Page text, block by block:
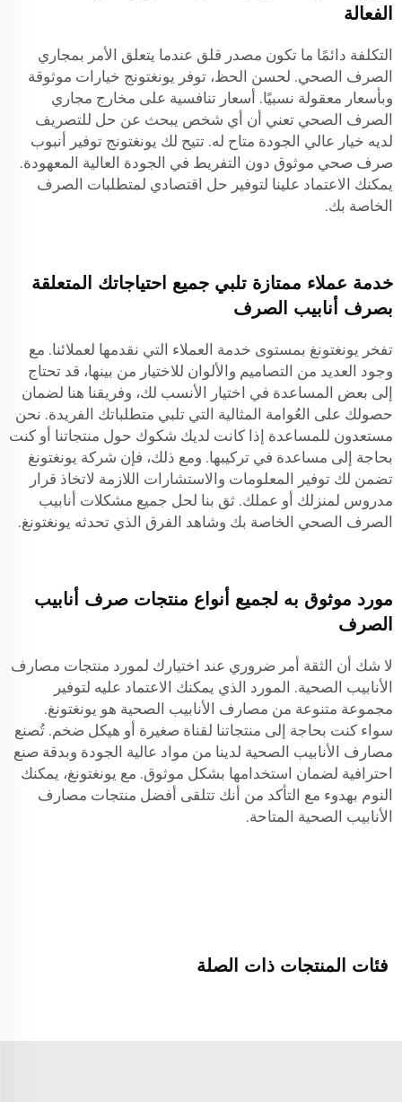
الفعالة
التكلفة دائمًا ما تكون مصدر قلق عندما يتعلق الأمر بمجاري
الصرف الصحي. لحسن الحظ، توفر يونغتونج خيارات موثوقة
وبأسعار معقولة نسبيًا. أسعار تنافسية على مخارج مجاري
الصرف الصحي تعني أن أي شخص يبحث عن حل للتصريف
لديه خيار عالي الجودة متاح له. تتيح لك يونغتونج توفير أنبوب
صرف صحي موثوق دون التفريط في الجودة العالية المعهودة.
يمكنك الاعتماد علينا لتوفير حل اقتصادي لمتطلبات الصرف
الخاصة بك.
خدمة عملاء ممتازة تلبي جميع احتياجاتك المتعلقة
بصرف أنابيب الصرف
تفخر يونغتونغ بمستوى خدمة العملاء التي نقدمها لعملائنا. مع
وجود العديد من التصاميم والألوان للاختيار من بينها، قد تحتاج
إلى بعض المساعدة في اختيار الأنسب لك، وفريقنا هنا لضمان
حصولك على العُوامة المثالية التي تلبي متطلباتك الفريدة. نحن
مستعدون للمساعدة إذا كانت لديك شكوك حول منتجاتنا أو كنت
بحاجة إلى مساعدة في تركيبها. ومع ذلك، فإن شركة يونغتونغ
تضمن لك توفير المعلومات والاستشارات اللازمة لاتخاذ قرار
مدروس لمنزلك أو عملك. ثق بنا لحل جميع مشكلات أنابيب
الصرف الصحي الخاصة بك وشاهد الفرق الذي تحدثه يونغتونغ.
مورد موثوق به لجميع أنواع منتجات صرف أنابيب
الصرف
لا شك أن الثقة أمر ضروري عند اختيارك لمورد منتجات مصارف
الأنابيب الصحية. المورد الذي يمكنك الاعتماد عليه لتوفير
مجموعة متنوعة من مصارف الأنابيب الصحية هو يونغتونغ.
سواء كنت بحاجة إلى منتجاتنا لقناة صغيرة أو هيكل ضخم. تُصنع
مصارف الأنابيب الصحية لدينا من مواد عالية الجودة وبدقة صنع
احترافية لضمان استخدامها بشكل موثوق. مع يونغتونغ، يمكنك
النوم بهدوء مع التأكد من أنك تتلقى أفضل منتجات مصارف
الأنابيب الصحية المتاحة.
فئات المنتجات ذات الصلة